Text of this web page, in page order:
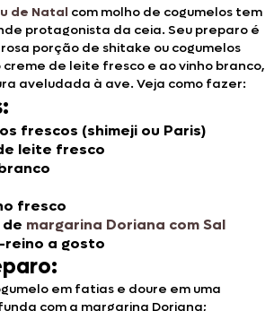
de Natal com molho de cogumelos tem
protagonista da ceia. Seu preparo é
porção de shitake ou cogumelos
creme de leite fresco e ao vinho branco,
aveludada à ave. Veja como fazer:
frescos (shimeji ou Paris)
leite fresco
fresco
margarina Doriana com Sal
reino a gosto
em fatias e doure em uma
com a margarina Doriana;